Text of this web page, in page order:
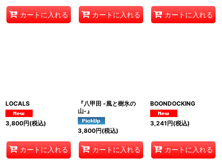
カートに入れる カートに入れる カートに入れる
LOCALS
3,800円(税込)
カートに入れる
『八甲田 -風と樹氷の
山-』
3,800円(税込)
カートに入れる
BOONDOCKING
3,241円(税込)
カートに入れる